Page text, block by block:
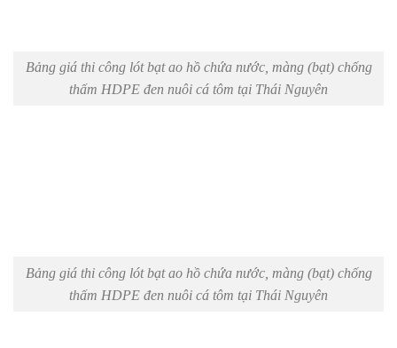
Bảng giá thi công lót bạt ao hồ chứa nước, màng (bạt) chống
thấm HDPE đen nuôi cá tôm tại Thái Nguyên
Bảng giá thi công lót bạt ao hồ chứa nước, màng (bạt) chống
thấm HDPE đen nuôi cá tôm tại Thái Nguyên